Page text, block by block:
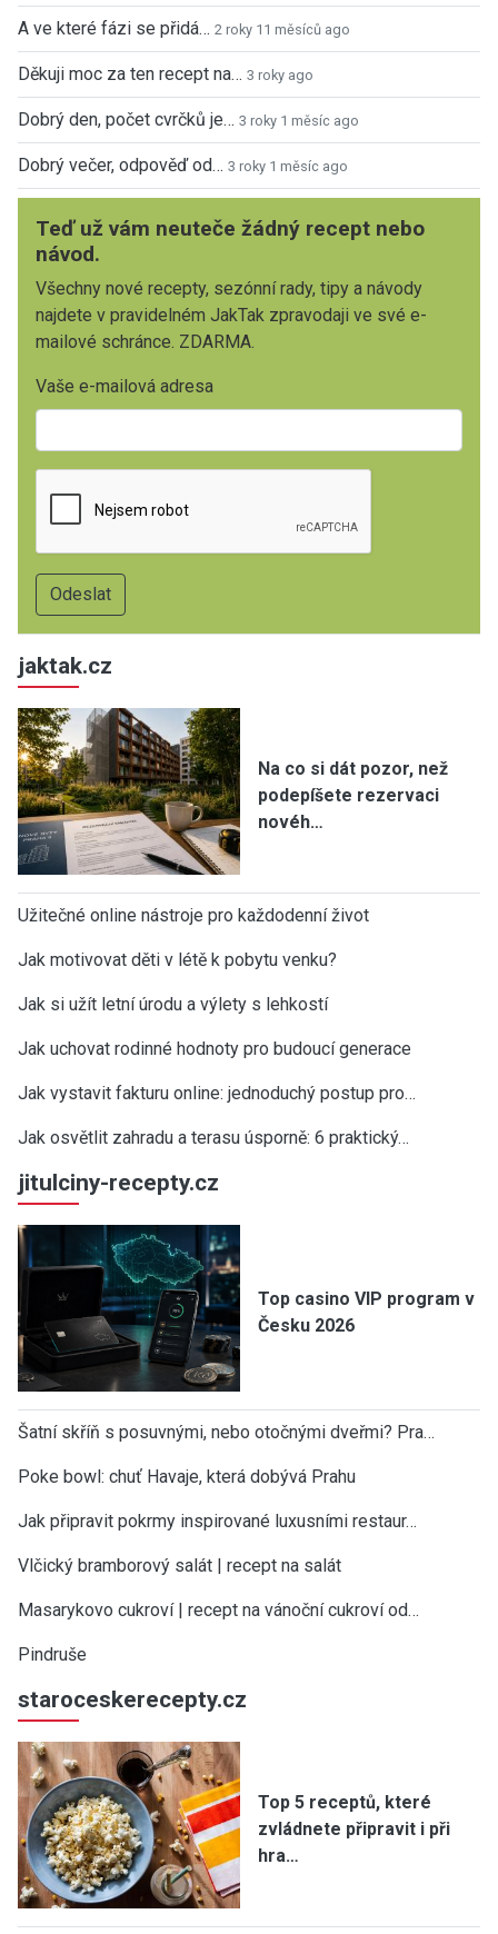
A ve které fázi se přidá… 2 roky 11 měsíců ago
Děkuji moc za ten recept na… 3 roky ago
Dobrý den, počet cvrčků je… 3 roky 1 měsíc ago
Dobrý večer, odpověď od… 3 roky 1 měsíc ago
návod.
Všechny nové recepty, sezónní rady, tipy a návody
mailové schránce. ZDARMA.
Vaše e-mailová adresa
Teď už vám neuteče žádný recept nebo
návod.
Všechny nové recepty, sezónní rady, tipy a návody
najdete v pravidelném JakTak zpravodaji ve své e-
mailové schránce. ZDARMA.
Vaše e-mailová adresa
jaktak.cz
Na co si dát pozor, než
podepíšete rezervaci
novéh…
Užitečné online nástroje pro každodenní život
Jak motivovat děti v létě k pobytu venku?
Jak si užít letní úrodu a výlety s lehkostí
Jak uchovat rodinné hodnoty pro budoucí generace
Jak vystavit fakturu online: jednoduchý postup pro…
Jak osvětlit zahradu a terasu úsporně: 6 praktický…
jitulciny-recepty.cz
Top casino VIP program v
Česku 2026
Šatní skříň s posuvnými, nebo otočnými dveřmi? Pra…
Poke bowl: chuť Havaje, která dobývá Prahu
Jak připravit pokrmy inspirované luxusními restaur…
Vlčický bramborový salát | recept na salát
Masarykovo cukroví | recept na vánoční cukroví od…
Pindruše
staroceskerecepty.cz
Top 5 receptů, které
zvládnete připravit i při
hra…